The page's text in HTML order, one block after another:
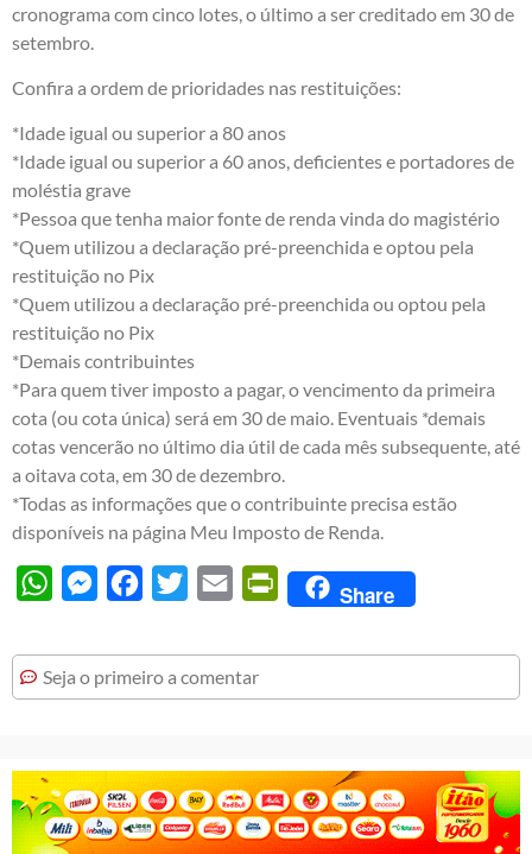
cronograma com cinco lotes, o último a ser creditado em 30 de
setembro.
Confira a ordem de prioridades nas restituições:
*Idade igual ou superior a 80 anos
*Idade igual ou superior a 60 anos, deficientes e portadores de
moléstia grave
*Pessoa que tenha maior fonte de renda vinda do magistério
*Quem utilizou a declaração pré-preenchida e optou pela
restituição no Pix
*Quem utilizou a declaração pré-preenchida ou optou pela
restituição no Pix
*Demais contribuintes
*Para quem tiver imposto a pagar, o vencimento da primeira
cota (ou cota única) será em 30 de maio. Eventuais *demais
cotas vencerão no último dia útil de cada mês subsequente, até
a oitava cota, em 30 de dezembro.
*Todas as informações que o contribuinte precisa estão
disponíveis na página Meu Imposto de Renda.
WhatsAppMessengerFacebook
Twitter Email PrintFriendly
Share
Seja o primeiro a comentar